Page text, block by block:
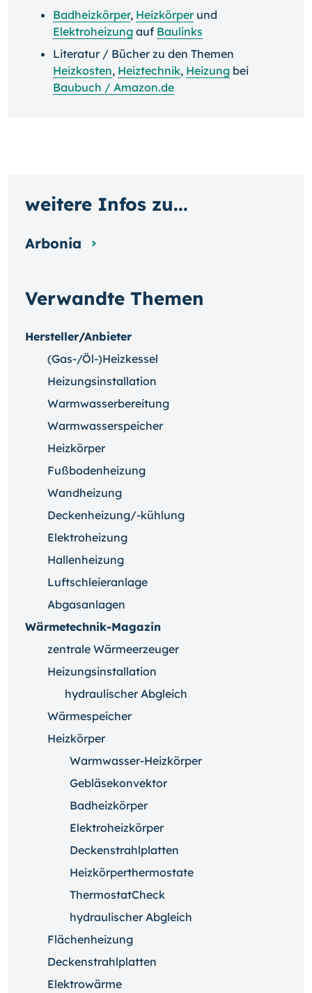
Badheizkörper, Heizkörperund
Elektroheizung auf Baulinks
Literatur / Bücher zu den Themen
Heizkosten, Heiztechnik, Heizung bei
Baubuch / Amazon.de
Verwandte Themen
Hersteller/Anbieter
(Gas-/Öl-)Heizkessel
Heizungsinstallation
Warmwasserbereitung
Warmwasserspeicher
Heizkörper
Fußbodenheizung
Wandheizung
Deckenheizung/-kühlung
Elektroheizung
Hallenheizung
Luftschleieranlage
Abgasanlagen
Wärmetechnik-Magazin
zentrale Wärmeerzeuger
Heizungsinstallation
hydraulischer Abgleich
Wärmespeicher
Heizkörper
Warmwasser-Heizkörper
Gebläsekonvektor
Badheizkörper
Elektroheizkörper
Deckenstrahlplatten
Heizkörperthermostate
ThermostatCheck
hydraulischer Abgleich
Flächenheizung
Deckenstrahlplatten
Elektrowärme
weitere Infos zu...
Arbonia